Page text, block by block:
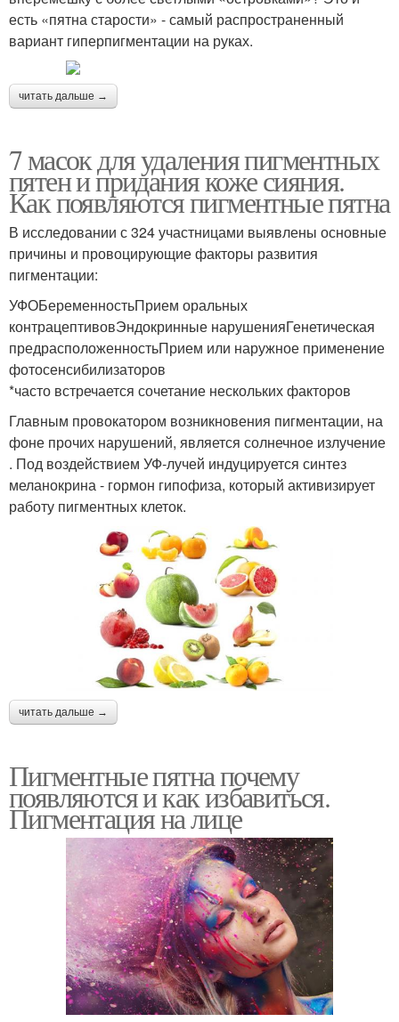
есть «пятна старости» - самый распространенный
вариант гиперпигментации на руках.
читать дальше →
7 масок для удаления пигментных
пятен и придания коже сияния.
Как появляются пигментные пятна
В исследовании с 324 участницами выявлены основные
причины и провоцирующие факторы развития
пигментации:
УФОБеременностьПрием оральных
контрацептивовЭндокринные нарушенияГенетическая
предрасположенностьПрием или наружное применение
фотосенсибилизаторов
*часто встречается сочетание нескольких факторов
Главным провокатором возникновения пигментации, на
фоне прочих нарушений, является солнечное излучение
. Под воздействием УФ-лучей индуцируется синтез
меланокрина - гормон гипофиза, который активизирует
работу пигментных клеток.
читать дальше →
Пигментные пятна почему
появляются и как избавиться.
Пигментация на лице